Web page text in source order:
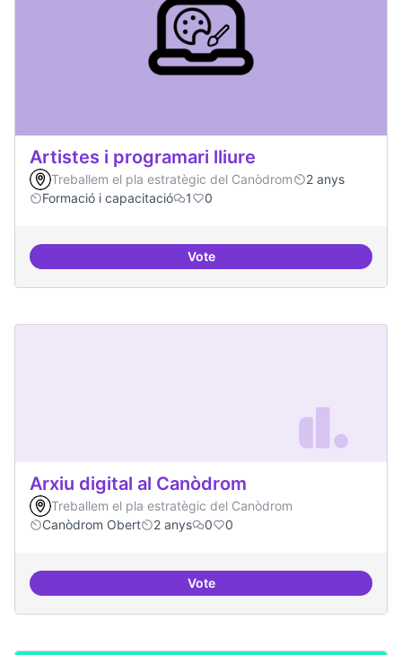
Artistes i programari lliure
Treballem el pla estratègic del Canòdrom
2 anys
Formació i capacitació
1 0
VoteArtistes i programari lliure
Arxiu digital al Canòdrom
Treballem el pla estratègic del Canòdrom
Canòdrom Obert
2 anys 0 0
VoteArxiu digital al Canòdrom